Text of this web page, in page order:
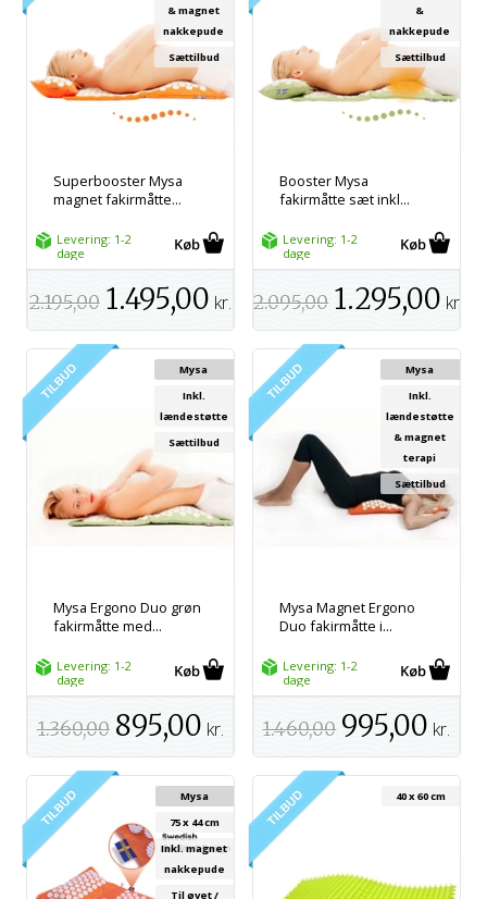
Superbooster Mysa
magnet fakirmåtte...
& magnet
nakkepude
Sættilbud
Levering: 1-2
dage
2.195,00 1.495,00 kr.
Booster Mysa
fakirmåtte sæt inkl...
&
nakkepude
Sættilbud
Levering: 1-2
dage
2.095,00 1.295,00 kr.
Mysa Ergono Duo grøn
fakirmåtte med...
Mysa
Inkl.
lændestøtte
Sættilbud
Levering: 1-2
dage
1.360,00 895,00 kr.
Mysa Magnet Ergono
Duo fakirmåtte i...
Mysa
Inkl.
lændestøtte
& magnet
terapi
Sættilbud
Levering: 1-2
dage
1.460,00 995,00 kr.
Mysa
75 x 44 cm
Inkl. magnet
nakkepude
Til øvet /
40 x 60 cm